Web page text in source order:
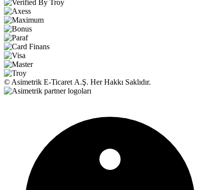
© Asimetrik E‑Ticaret A.Ş. Her Hakkı Saklıdır.